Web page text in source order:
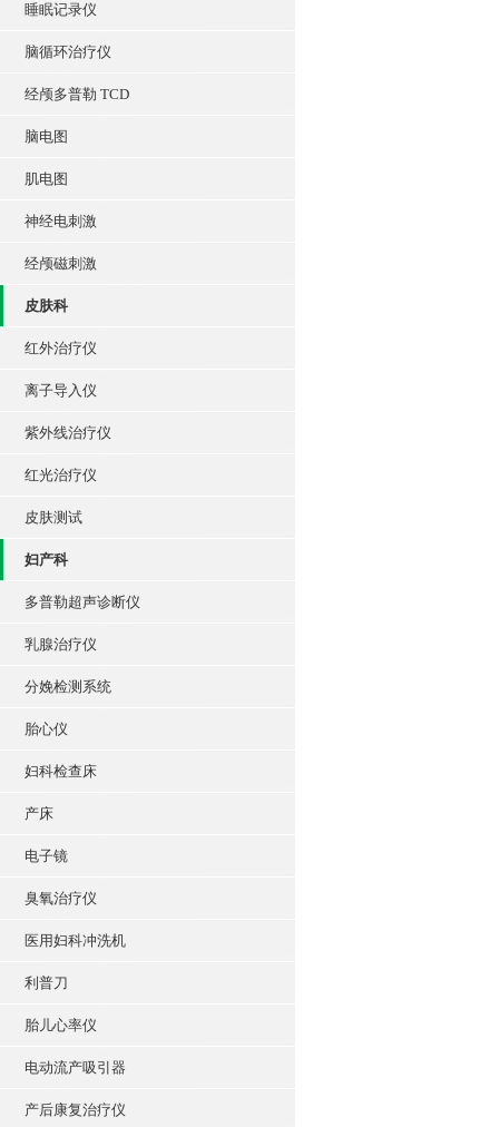
睡眠记录仪
脑循环治疗仪
经颅多普勒 TCD
脑电图
肌电图
神经电刺激
经颅磁刺激
皮肤科
红外治疗仪
离子导入仪
紫外线治疗仪
红光治疗仪
皮肤测试
妇产科
多普勒超声诊断仪
乳腺治疗仪
分娩检测系统
胎心仪
妇科检查床
产床
电子镜
臭氧治疗仪
医用妇科冲洗机
利普刀
胎儿心率仪
电动流产吸引器
产后康复治疗仪